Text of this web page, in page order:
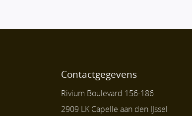
Contactgegevens
Rivium Boulevard 156-186
2909 LK Capelle aan den IJssel